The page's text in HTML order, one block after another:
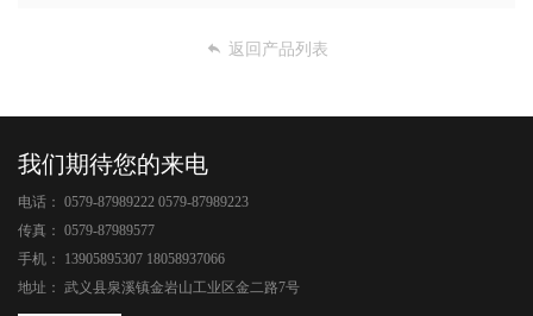
返回产品列表
我们期待您的来电
电话： 0579-87989222 0579-87989223
传真： 0579-87989577
手机：
13905895307 18058937066
地址： 武义县泉溪镇金岩山工业区金二路7号